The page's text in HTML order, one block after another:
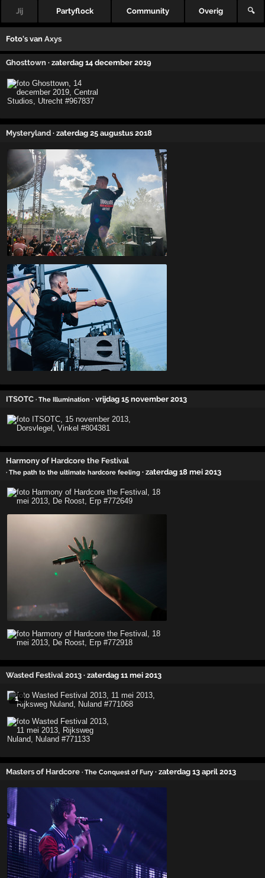
Jij Partyflock Community Overig 🔍
Foto's vanAxys
Ghosttown · zaterdag 14 december 2019
Mysteryland · zaterdag 25 augustus 2018
ITSOTC · The Illumination · vrijdag 15 november 2013
Harmony of Hardcore the Festival
· The path to the ultimate hardcore feeling · zaterdag 18 mei 2013
Wasted Festival 2013 · zaterdag 11 mei 2013
1
Masters of Hardcore · The Conquest of Fury · zaterdag 13 april 2013